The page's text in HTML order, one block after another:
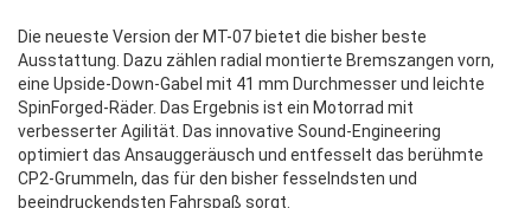
Die neueste Version der MT-07 bietet die bisher beste
Ausstattung. Dazu zählen radial montierte Bremszangen vorn,
eine Upside-Down-Gabel mit 41 mm Durchmesser und leichte
SpinForged-Räder. Das Ergebnis ist ein Motorrad mit
verbesserter Agilität. Das innovative Sound-Engineering
optimiert das Ansauggeräusch und entfesselt das berühmte
CP2-Grummeln, das für den bisher fesselndsten und
beeindruckendsten Fahrspaß sorgt.